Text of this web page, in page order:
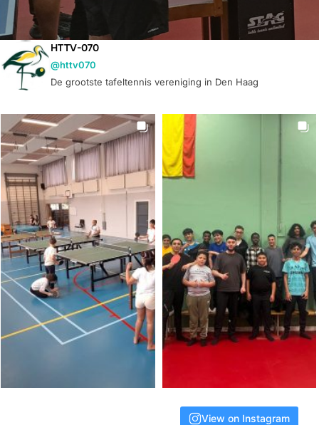
HTTV-070
@httv070
De grootste tafeltennis vereniging in Den Haag
View on Instagram